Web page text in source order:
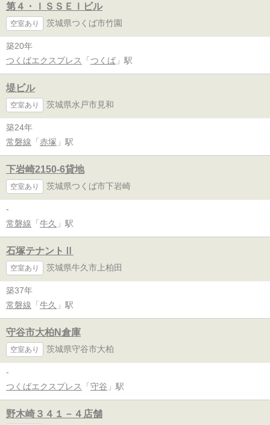
第４・ＩＳＳＥＩビル
空室あり 茨城県つくば市竹園
築20年
つくばエクスプレス
「 つくば 」駅
堤ビル
空室あり 茨城県水戸市見和
築24年
常磐線 「 赤塚 」駅
下岩崎2150-6貸地
空室あり 茨城県つくば市下岩崎
-
常磐線 「 牛久 」駅
石塚テナントⅡ
空室あり 茨城県牛久市上柏田
築37年
常磐線 「 牛久 」駅
守谷市大柏N倉庫
空室あり 茨城県守谷市大柏
-
つくばエクスプレス
「 守谷 」駅
野木崎３４１－４店舗